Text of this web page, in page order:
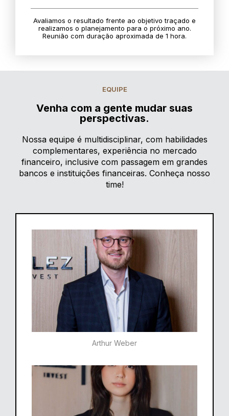
Avaliamos o resultado frente ao objetivo traçado e
realizamos o planejamento para o próximo ano.
Reunião com duração aproximada de 1 hora.
EQUIPE
Venha com a gente mudar suas
perspectivas.
Nossa equipe é multidisciplinar, com habilidades
complementares, experiência no mercado
financeiro, inclusive com passagem em grandes
bancos e instituições financeiras. Conheça nosso
time!
Arthur Weber